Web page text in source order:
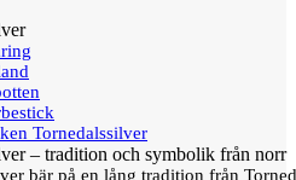
Tornedalssilver
– tradition och symbolik från norr
bär på en lång tradition från